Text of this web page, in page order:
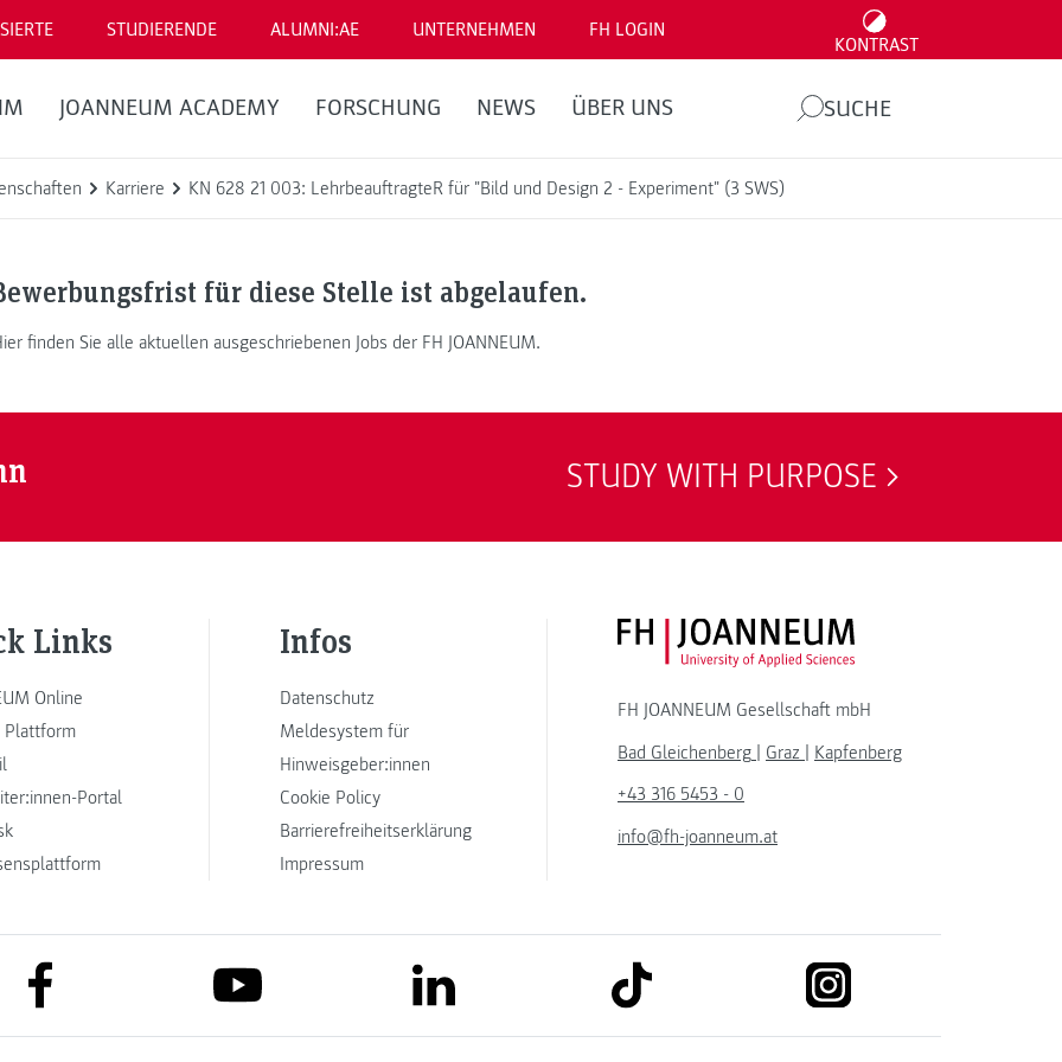
STUDIERENDE ALUMNI:AE UNTERNEHMEN FH LOGIN
KONTRAST
JOANNEUM ACADEMY FORSCHUNG NEWS ÜBER UNS SUCHE
Karriere KN 628 21 003: LehrbeauftragteR für "Bild und Design 2 - Experiment" (3 SWS)
für diese Stelle ist abgelaufen.
finden Sie alle aktuellen ausgeschriebenen Jobs der FH JOANNEUM.
STUDY WITH PURPOSE
Links
Online
Portal
Infos
Datenschutz
Meldesystem für
Hinweisgeber:innen
Cookie Policy
Barrierefreiheitserklärung
Impressum
FH JOANNEUM Logo
FH JOANNEUM Gesellschaft mbH
Bad Gleichenberg | Graz | Kapfenberg
+43 316 5453 - 0
info@fh-joanneum.at
link to facebook link to youtube link to linkedin link to tiktok